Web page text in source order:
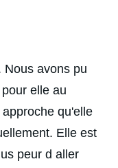
Nous avons pu
elle au
qu'elle
Elle est
peur d aller